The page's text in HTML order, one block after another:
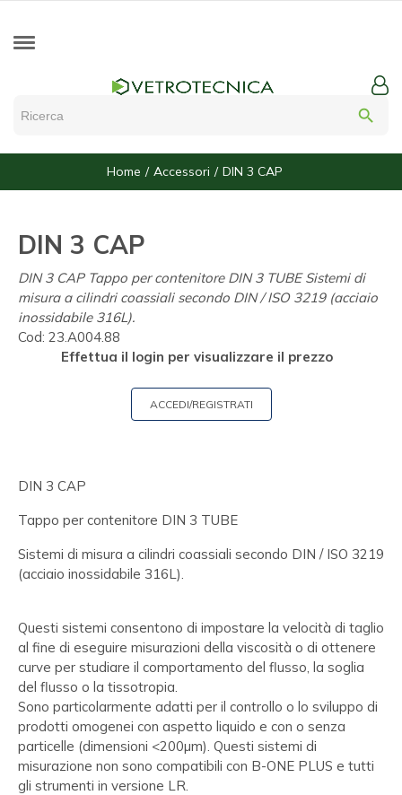
search
Home Accessori DIN 3 CAP
DIN 3 CAP
DIN 3 CAP Tappo per contenitore DIN 3 TUBE Sistemi di
misura a cilindri coassiali secondo DIN / ISO 3219 (acciaio
inossidabile 316L).
Cod: 23.A004.88
Effettua il login per visualizzare il prezzo
ACCEDI/REGISTRATI
DIN 3 CAP
Tappo per contenitore DIN 3 TUBE
Sistemi di misura a cilindri coassiali secondo DIN / ISO 3219
(acciaio inossidabile 316L).
Questi sistemi consentono di impostare la velocità di taglio
al fine di eseguire misurazioni della viscosità o di ottenere
curve per studiare il comportamento del flusso, la soglia
del flusso o la tissotropia.
Sono particolarmente adatti per il controllo o lo sviluppo di
prodotti omogenei con aspetto liquido e con o senza
particelle (dimensioni <200µm). Questi sistemi di
misurazione non sono compatibili con B-ONE PLUS e tutti
gli strumenti in versione LR.